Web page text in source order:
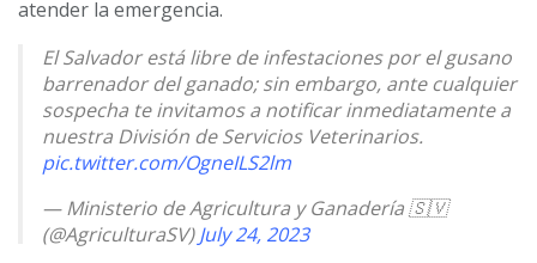
atender la emergencia.
El Salvador está libre de infestaciones por el gusano
barrenador del ganado; sin embargo, ante cualquier
sospecha te invitamos a notificar inmediatamente a
nuestra División de Servicios Veterinarios.
pic.twitter.com/OgneILS2lm
— Ministerio de Agricultura y Ganadería 🇸🇻
(@AgriculturaSV)July 24, 2023